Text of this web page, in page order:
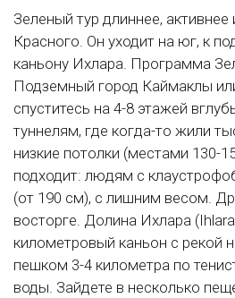
Зеленый тур длиннее, активнее
Красного. Он уходит на юг, к
каньону Ихлара. Программа
Подземный город Каймаклы
спуститесь на 4-8 этажей
туннелям, где когда-то жили
низкие потолки (местами 130-
подходит: людям с
(от 190 см), с лишним весом.
восторге. Долина Ихлара
километровый каньон с рекой
пешком 3-4 километра по
воды. Зайдете в несколько